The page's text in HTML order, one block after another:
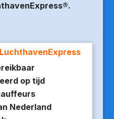
op tijd
Nederland